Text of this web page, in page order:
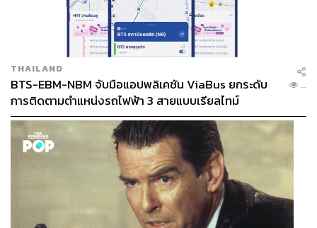
THAILAND
BTS-EBM-NBM จับมือแอปพลิเคชัน ViaBus ยกระดับ
การติดตามตำแหน่งรถไฟฟ้า 3 สายแบบเรียลไทม์
...